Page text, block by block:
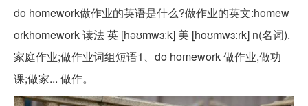
do homework做作业的英语是什么?做作业的英文:homew
orkhomework 读法 英 [həʊmwɜːk] 美 [hoʊmwɜːrk] n(名词).
家庭作业;做作业词组短语1、do homework 做作业,做功
课;做家... 做作。